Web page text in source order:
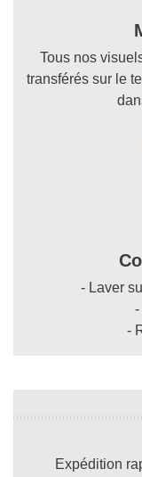
Tous nos
transférés sur le
- Laver
-
-
Expédition